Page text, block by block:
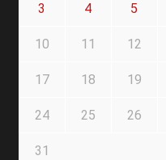
3 4 5
10 11 12
17 18 19
24 25 26
31